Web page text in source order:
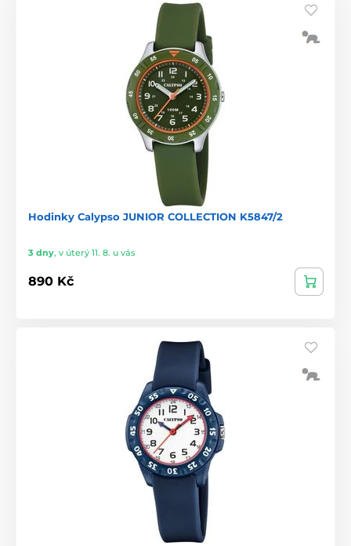
Hodinky Calypso JUNIOR COLLECTION K5847/2
3 dny, v úterý 11. 8. u vás
890 Kč